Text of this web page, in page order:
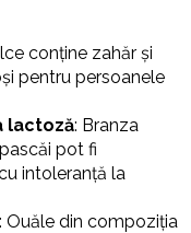
conține zahăr și
pentru persoanele
lactoză: Branza
pot fi
intoleranță la
: Ouăle din compoziția